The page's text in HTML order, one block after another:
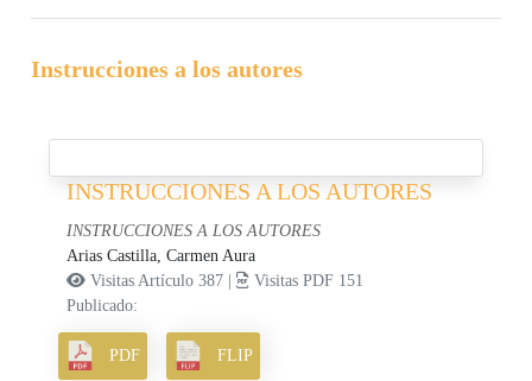
Instrucciones a los autores
INSTRUCCIONES A LOS AUTORES
INSTRUCCIONES A LOS AUTORES
Arias Castilla, Carmen Aura
Visitas Artículo 387 |
Visitas PDF 151
Publicado:
PDF FLIP